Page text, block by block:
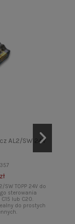
AL2/SW 24V
TOPP 24V do
sterowania
lub C20.
do prostych